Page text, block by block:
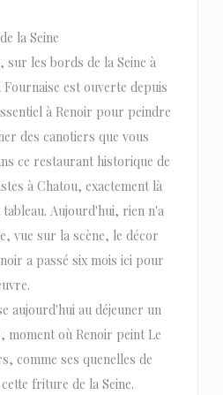
la Seine
sur les bords de la Seine à
est ouverte depuis
à Renoir pour peindre
des canotiers que vous
ce restaurant historique de
à Chatou, exactement là
Aujourd'hui, rien n'a
vue sur la scène, le décor
a passé six mois ici pour
aujourd'hui au déjeuner un
moment où Renoir peint Le
comme ses quenelles de
friture de la Seine.